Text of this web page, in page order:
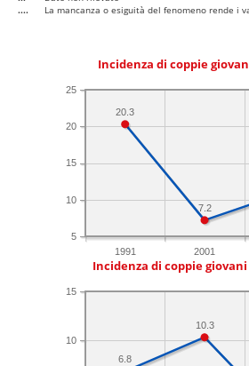
....
La mancanza o esiguità del fenomeno rende i
Incidenza di coppie
1991 2001
5
10
15
20
25
7.2
20.3
Incidenza di coppie
10
15
10.3
6.8